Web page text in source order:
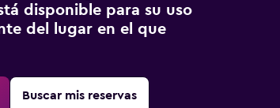
disponible para su uso
del lugar en el que
Buscar mis reservas